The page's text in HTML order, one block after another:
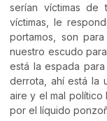
serían víctimas de
víctimas, le
portamos, son
nuestro escudo
está la espada
derrota, ahí está la
aire y el mal político
por el líquido